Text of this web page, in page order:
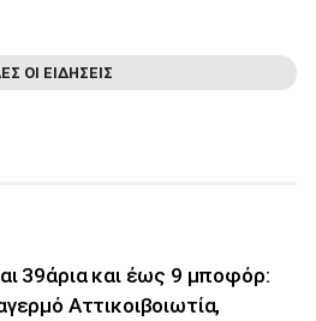
ΟΙ ΕΙΔΗΣΕΙΣ
39άρια και έως 9 μποφόρ:
Αττικοιβοιωτία,